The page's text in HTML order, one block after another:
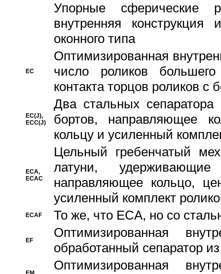
Упорные сферические
внутренняя
оконного типа
EC
Oптимизированная
число роликов
контакта торцов роликов с
EC(J),
ECC(J)
Два стальных сепаратора
бортов, направляющее
кольцу и усиленный
ECA,
ECAC
Цельный гребенчатый
латуни,
направляющее кольцо,
усиленный комплект
ECAF То же, что ECA, но со
EF
Оптимизированная
обработанный сепаратор
Оптимизированная